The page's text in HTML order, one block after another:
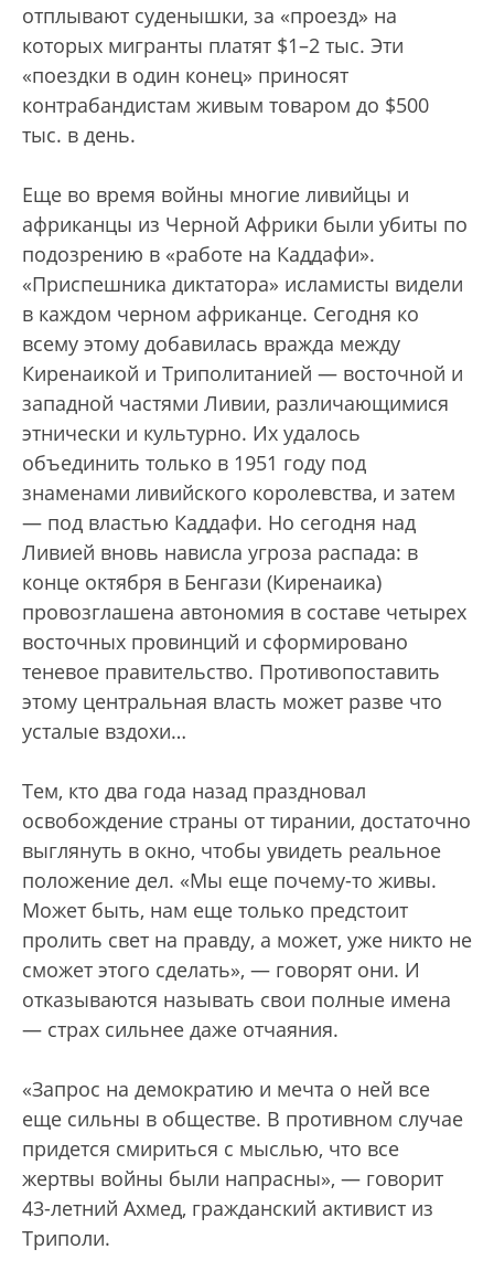
отплывают суденышки, за «проезд» на
которых мигранты платят $1–2 тыс. Эти
«поездки в один конец» приносят
контрабандистам живым товаром до $500
тыс. в день.
Еще во время войны многие ливийцы и
африканцы из Черной Африки были убиты по
подозрению в «работе на Каддафи».
«Приспешника диктатора» исламисты видели
в каждом черном африканце. Сегодня ко
всему этому добавилась вражда между
Киренаикой и Триполитанией — восточной и
западной частями Ливии, различающимися
этнически и культурно. Их удалось
объединить только в 1951 году под
знаменами ливийского королевства, и затем
— под властью Каддафи. Но сегодня над
Ливией вновь нависла угроза распада: в
конце октября в Бенгази (Киренаика)
провозглашена автономия в составе четырех
восточных провинций и сформировано
теневое правительство. Противопоставить
этому центральная власть может разве что
усталые вздохи…
Тем, кто два года назад праздновал
освобождение страны от тирании, достаточно
выглянуть в окно, чтобы увидеть реальное
положение дел. «Мы еще почему-то живы.
Может быть, нам еще только предстоит
пролить свет на правду, а может, уже никто не
сможет этого сделать», — говорят они. И
отказываются называть свои полные имена
— страх сильнее даже отчаяния.
«Запрос на демократию и мечта о ней все
еще сильны в обществе. В противном случае
придется смириться с мыслью, что все
жертвы войны были напрасны», — говорит
43-летний Ахмед, гражданский активист из
Триполи.